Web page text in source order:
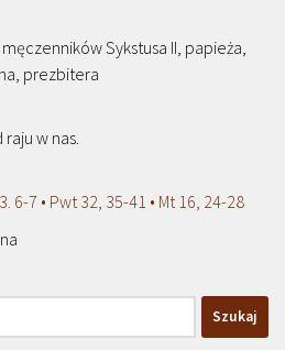
Sykstusa II, papieża,
prezbitera
w nas.
6-7 • Pwt 32, 35-41 • Mt 16, 24-28